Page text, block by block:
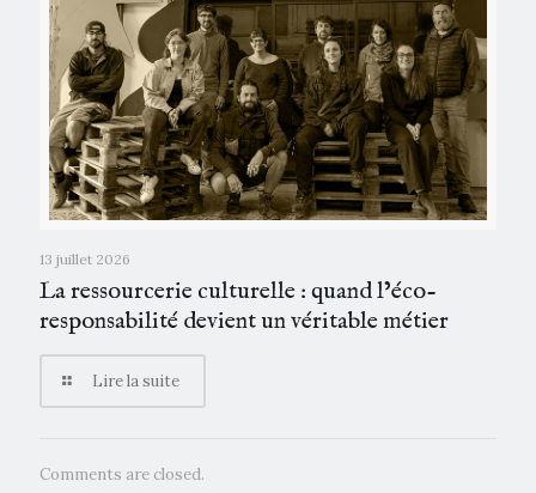
13 juillet 2026
La ressourcerie culturelle : quand l’éco-
responsabilité devient un véritable métier
Lire la suite
Comments are closed.